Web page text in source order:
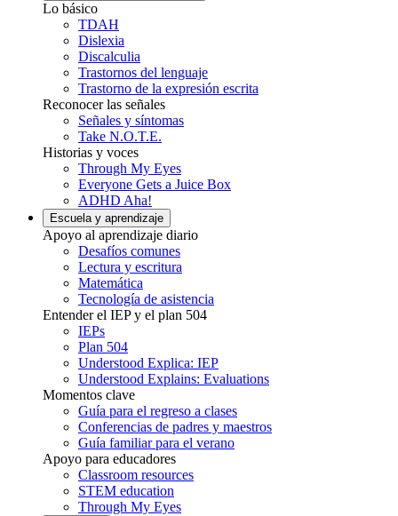
Lo básico
TDAH
Dislexia
Discalculia
Trastornos del lenguaje
Trastorno de la expresión escrita
Reconocer las señales
Señales y síntomas
Take N.O.T.E.
Historias y voces
Through My Eyes
Everyone Gets a Juice Box
ADHD Aha!
Escuela y aprendizaje
Apoyo al aprendizaje diario
Desafíos comunes
Lectura y escritura
Matemática
Tecnología de asistencia
Entender el IEP y el plan 504
IEPs
Plan 504
Understood Explica: IEP
Understood Explains: Evaluations
Momentos clave
Guía para el regreso a clases
Conferencias de padres y maestros
Guía familiar para el verano
Apoyo para educadores
Classroom resources
STEM education
Through My Eyes